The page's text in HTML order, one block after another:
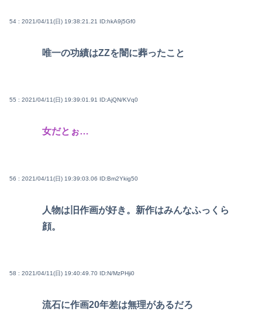
54 : 2021/04/11(日) 19:38:21.21 ID:hkA9j5Gf0
唯一の功績はZZを闇に葬ったこと
55 : 2021/04/11(日) 19:39:01.91 ID:AjQN/KVq0
女だとぉ…
56 : 2021/04/11(日) 19:39:03.06 ID:Bm2Ykig50
人物は旧作画が好き。新作はみんなふっくら
顔。
58 : 2021/04/11(日) 19:40:49.70 ID:N/MzPHji0
流石に作画20年差は無理があるだろ